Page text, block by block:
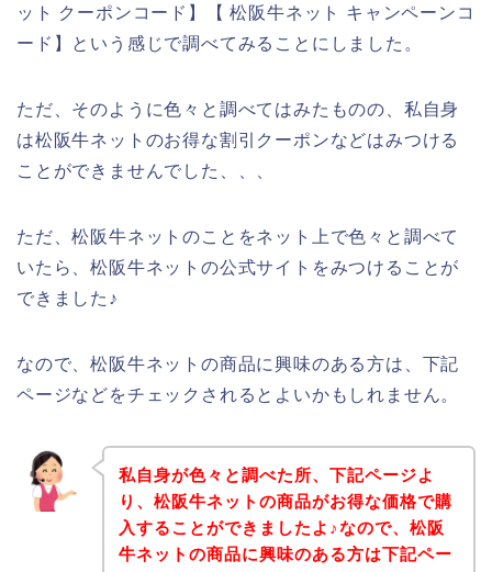
ット クーポンコード】【 松阪牛ネット キャンペーンコ
ード】という感じで調べてみることにしました。
ただ、そのように色々と調べてはみたものの、私自身
は松阪牛ネットのお得な割引クーポンなどはみつける
ことができませんでした、、、
ただ、松阪牛ネットのことをネット上で色々と調べて
いたら、松阪牛ネットの公式サイトをみつけることが
できました♪
なので、松阪牛ネットの商品に興味のある方は、下記
ページなどをチェックされるとよいかもしれません。
私自身が色々と調べた所、下記ページよ
り、松阪牛ネットの商品がお得な価格で購
入することができましたよ♪なので、松阪
牛ネットの商品に興味のある方は下記ペー